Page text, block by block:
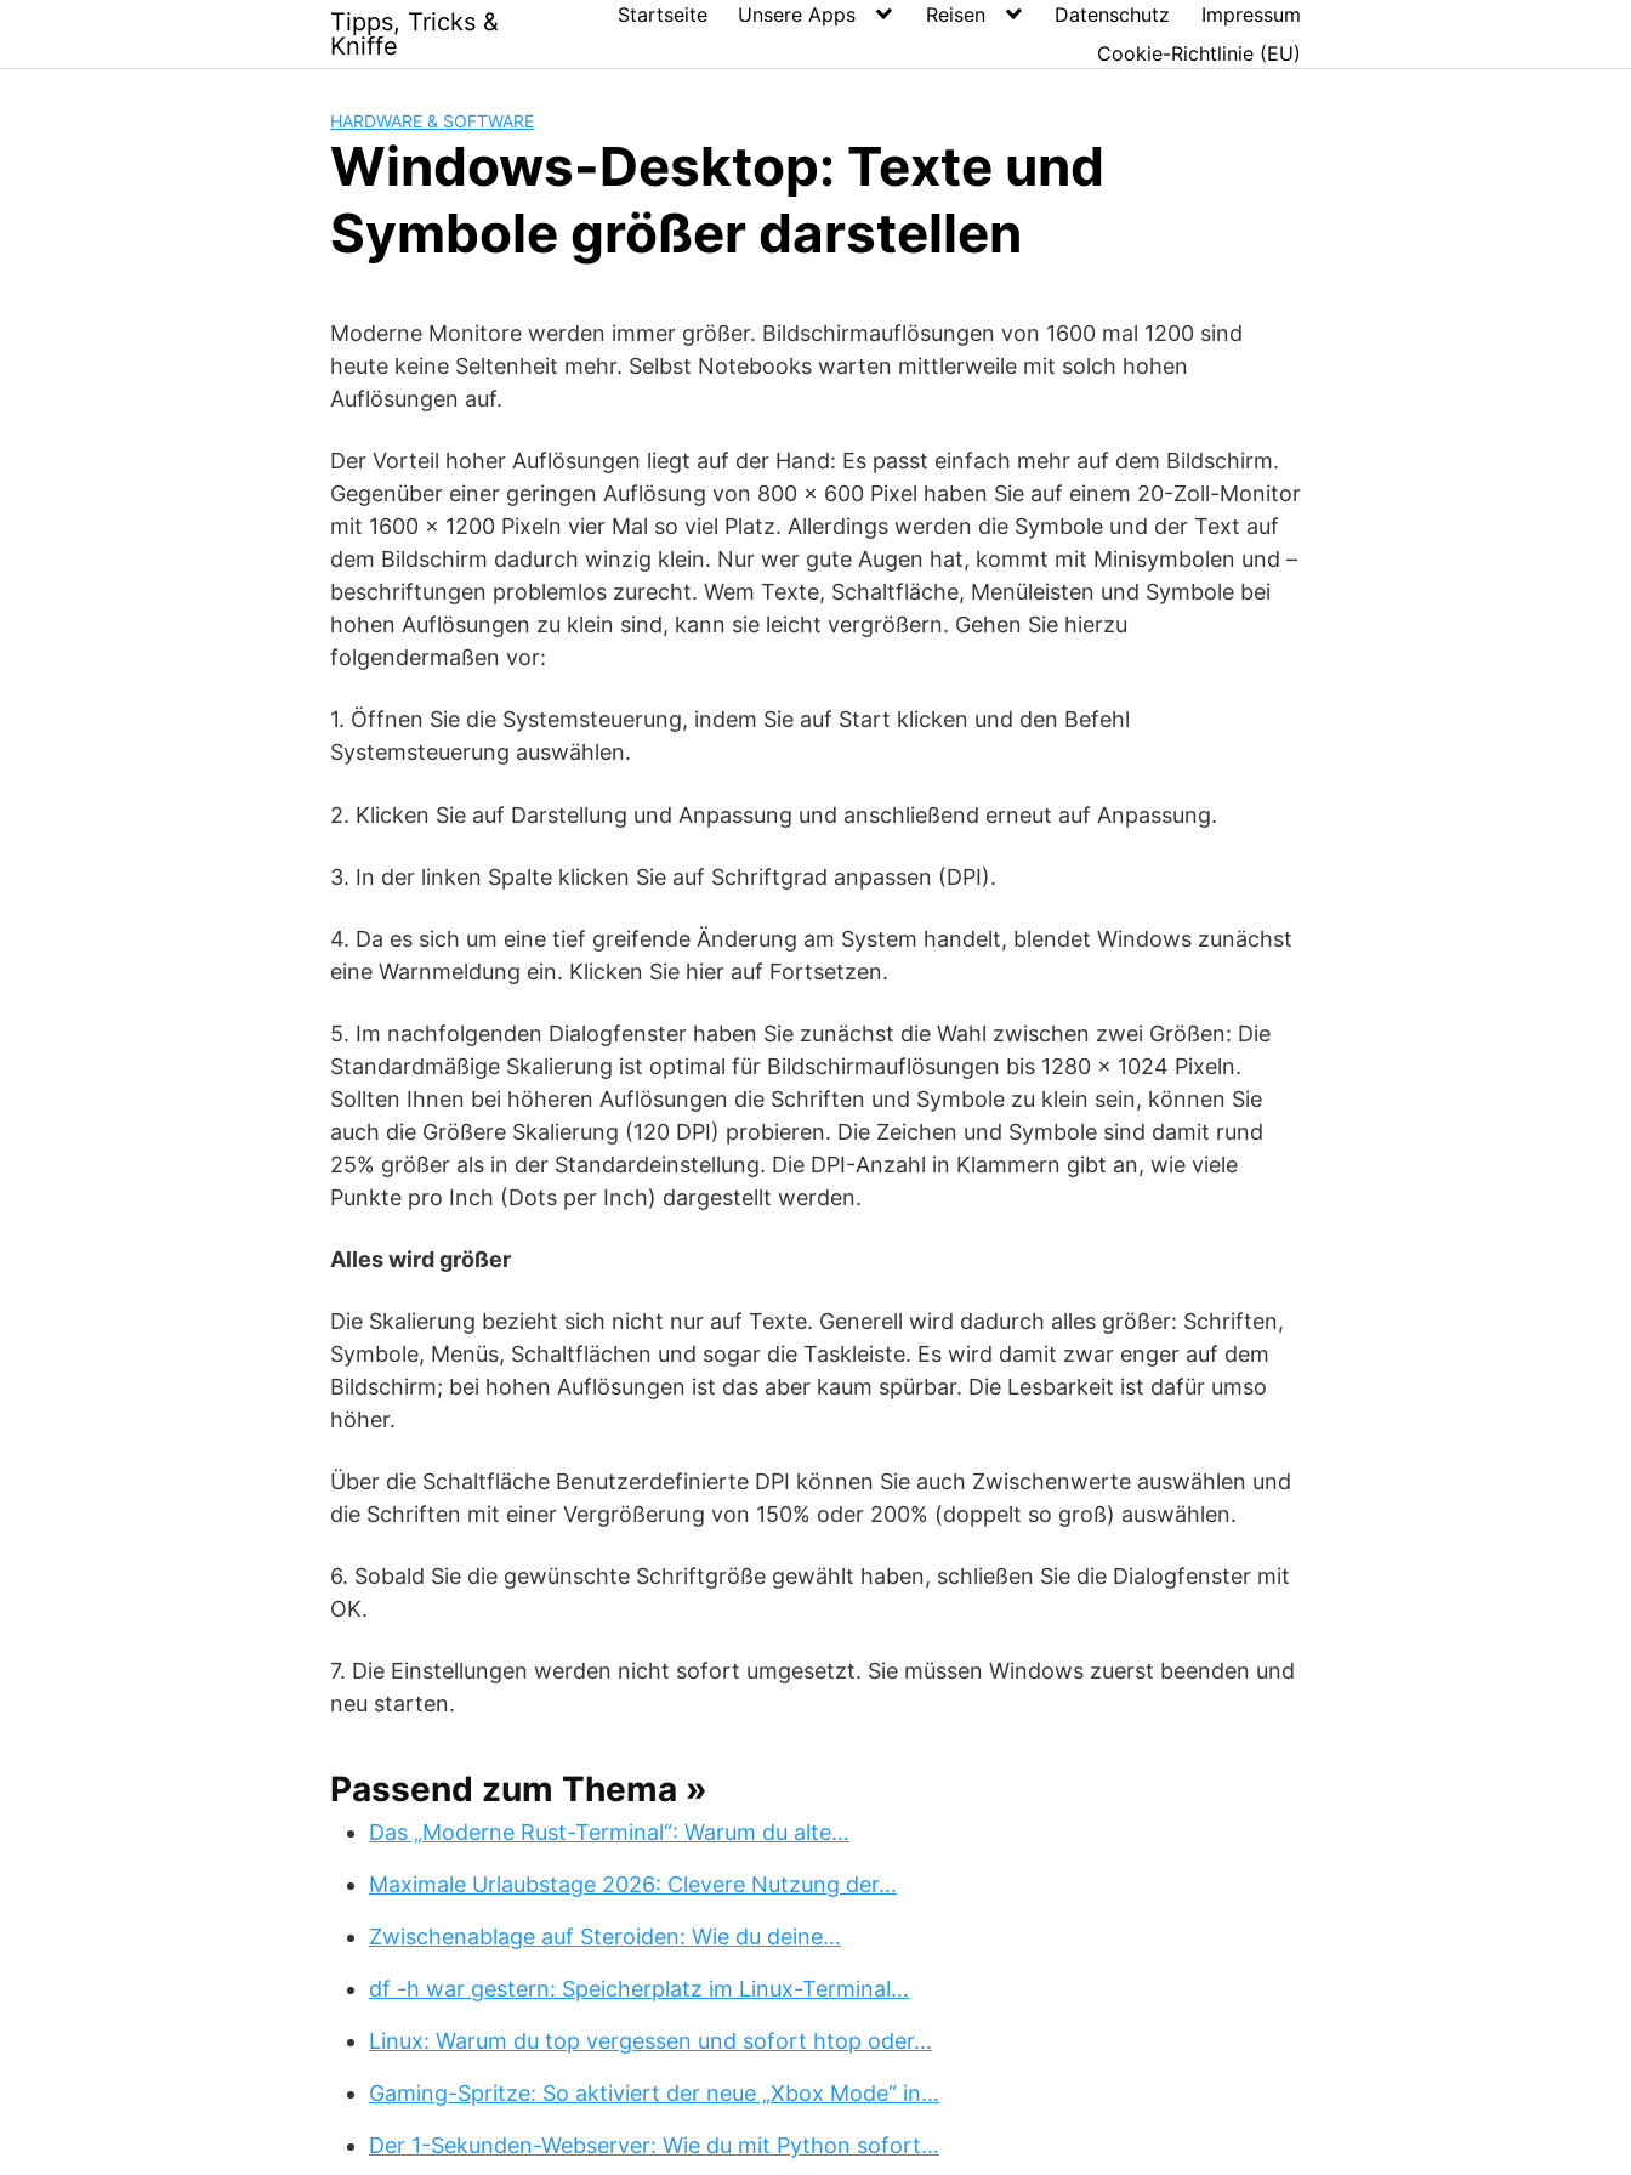
content
Tipps, Tricks &
Kniffe
Startseite Unsere Apps Reisen Datenschutz
Impressum
Cookie-Richtlinie (EU)
HARDWARE & SOFTWARE
Windows-Desktop: Texte und
Symbole größer darstellen
Moderne Monitore werden immer größer. Bildschirmauflösungen von 1600 mal 1200 sind
heute keine Seltenheit mehr. Selbst Notebooks warten mittlerweile mit solch hohen
Auflösungen auf.
Der Vorteil hoher Auflösungen liegt auf der Hand: Es passt einfach mehr auf dem Bildschirm.
Gegenüber einer geringen Auflösung von 800 x 600 Pixel haben Sie auf einem 20-Zoll-Monitor
mit 1600 x 1200 Pixeln vier Mal so viel Platz. Allerdings werden die Symbole und der Text auf
dem Bildschirm dadurch winzig klein. Nur wer gute Augen hat, kommt mit Minisymbolen und –
beschriftungen problemlos zurecht. Wem Texte, Schaltfläche, Menüleisten und Symbole bei
hohen Auflösungen zu klein sind, kann sie leicht vergrößern. Gehen Sie hierzu
folgendermaßen vor:
1. Öffnen Sie die Systemsteuerung, indem Sie auf Start klicken und den Befehl
Systemsteuerung auswählen.
2. Klicken Sie auf Darstellung und Anpassung und anschließend erneut auf Anpassung.
3. In der linken Spalte klicken Sie auf Schriftgrad anpassen (DPI).
4. Da es sich um eine tief greifende Änderung am System handelt, blendet Windows zunächst
eine Warnmeldung ein. Klicken Sie hier auf Fortsetzen.
5. Im nachfolgenden Dialogfenster haben Sie zunächst die Wahl zwischen zwei Größen: Die
Standardmäßige Skalierung ist optimal für Bildschirmauflösungen bis 1280 x 1024 Pixeln.
Sollten Ihnen bei höheren Auflösungen die Schriften und Symbole zu klein sein, können Sie
auch die Größere Skalierung (120 DPI) probieren. Die Zeichen und Symbole sind damit rund
25% größer als in der Standardeinstellung. Die DPI-Anzahl in Klammern gibt an, wie viele
Punkte pro Inch (Dots per Inch) dargestellt werden.
Alles wird größer
Die Skalierung bezieht sich nicht nur auf Texte. Generell wird dadurch alles größer: Schriften,
Symbole, Menüs, Schaltflächen und sogar die Taskleiste. Es wird damit zwar enger auf dem
Bildschirm; bei hohen Auflösungen ist das aber kaum spürbar. Die Lesbarkeit ist dafür umso
höher.
Über die Schaltfläche Benutzerdefinierte DPI können Sie auch Zwischenwerte auswählen und
die Schriften mit einer Vergrößerung von 150% oder 200% (doppelt so groß) auswählen.
6. Sobald Sie die gewünschte Schriftgröße gewählt haben, schließen Sie die Dialogfenster mit
OK.
7. Die Einstellungen werden nicht sofort umgesetzt. Sie müssen Windows zuerst beenden und
neu starten.
Passend zum Thema »
Das „Moderne Rust-Terminal“: Warum du alte…
Maximale Urlaubstage 2026: Clevere Nutzung der…
Zwischenablage auf Steroiden: Wie du deine…
df -h war gestern: Speicherplatz im Linux-Terminal…
Linux: Warum du top vergessen und sofort htop oder…
Gaming-Spritze: So aktiviert der neue „Xbox Mode“ in…
Der 1-Sekunden-Webserver: Wie du mit Python sofort…